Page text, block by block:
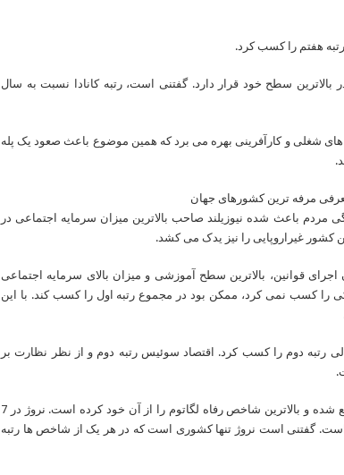
در بالاترین سطح خود قرار دارد. گفتنی است، رتبه کانادا نسبت به سال
های شغلی و کارآفرینی بهره می برد که همین موضوع باعث صعود یک پله
مردم باعث شده نیوزیلند صاحب بالاترین میزان سرمایه اجتماعی در
کشور غیراروپایی را نیز یدک می کشد.
اجرای قوانین، بالاترین سطح آموزشی و میزان بالای سرمایه اجتماعی
برند. اگر دانمارک شاخص 16 پزشکی را کسب نمی کرد، ممکن بود در مجموع رتبه اول را کسب کند. با این
دوم را کسب کرد. اقتصاد سوئیس رتبه دوم و از نظر نظارت بر
1- نروژ: نروژ در شبه جزیره اسکاندیناوی واقع شده و بالاترین شاخص رفاه لگاتوم را از آن خود کرده است. نروژ در 7
گفتنی است نروژ تنها کشوری است که در هر یک از شاخص ها رتبه